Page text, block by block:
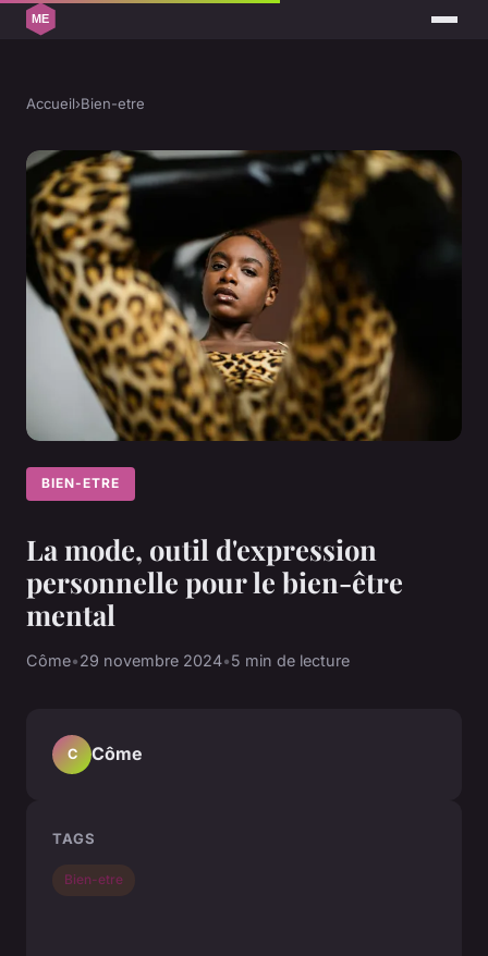
Accueil›Bien-etre
BIEN-ETRE
La mode, outil d'expression
personnelle pour le bien-être
mental
Côme•29 novembre 2024•5 min de lecture
C Côme
TAGS
Bien-etre